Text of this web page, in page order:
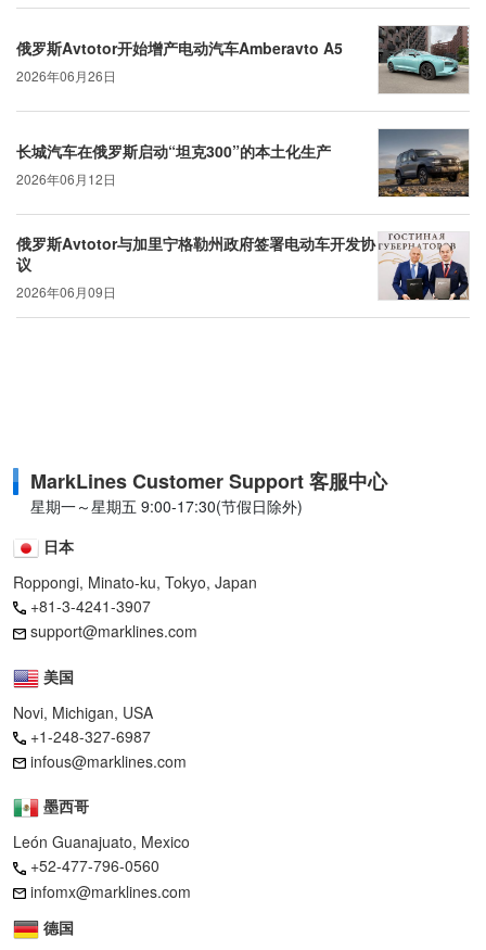
俄罗斯Avtotor开始增产电动汽车Amberavto A5
2026年06月26日
长城汽车在俄罗斯启动“坦克300”的本土化生产
2026年06月12日
俄罗斯Avtotor与加里宁格勒州政府签署电动车开发协
议
2026年06月09日
MarkLines Customer Support 客服中心
星期一～星期五 9:00-17:30(节假日除外)
日本
Roppongi, Minato-ku, Tokyo, Japan
+81-3-4241-3907
support@marklines.com
美国
Novi, Michigan, USA
+1-248-327-6987
infous@marklines.com
墨西哥
León Guanajuato, Mexico
+52-477-796-0560
infomx@marklines.com
德国